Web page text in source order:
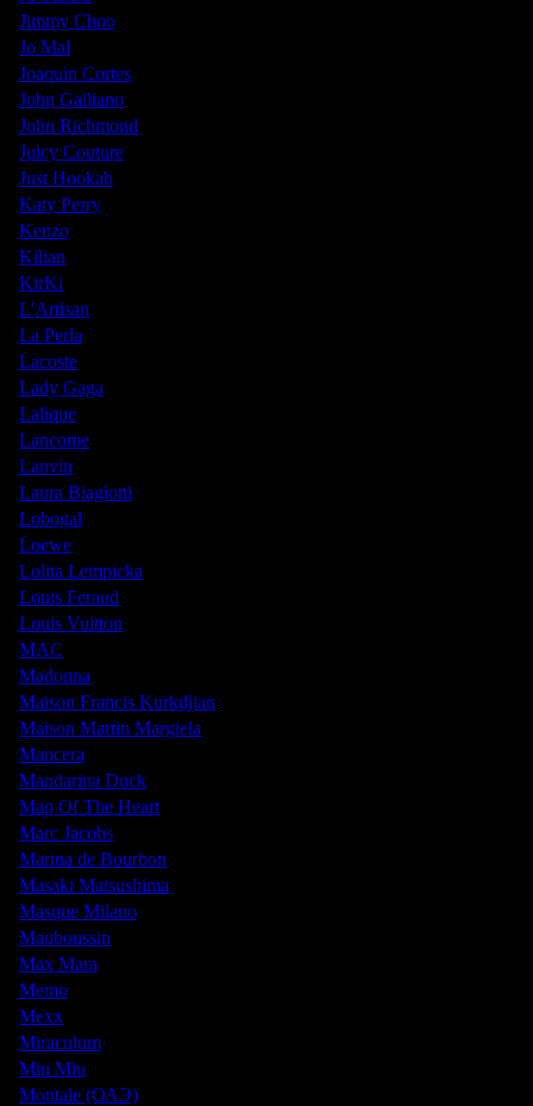
Jimmy Choo
Jo Mal
Joaquin Cortes
John Galliano
John Richmond
Juicy Couture
Just Hookah
Katy Perry
Kenzo
Kilian
KirKi
L'Artisan
La Perla
Lacoste
Lady Gaga
Lalique
Lancome
Lanvin
Laura Biagiotti
Lobogal
Loewe
Lolita Lempicka
Louis Feraud
Louis Vuitton
MAC
Madonna
Maison Francis Kurkdjian
Maison Martin Margiela
Mancera
Mandarina Duck
Map Of The Heart
Marc Jacobs
Marina de Bourbon
Masaki Matsushima
Masque Milano
Mauboussin
Max Mara
Memo
Mexx
Miraculum
Miu Miu
Montale (ОАЭ)